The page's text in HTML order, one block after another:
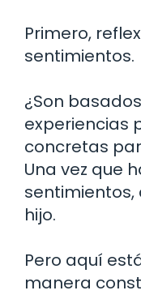
Primero,
sentimientos.
¿Son
experiencias
concretas
Una vez que
hijo.
Pero aquí
manera